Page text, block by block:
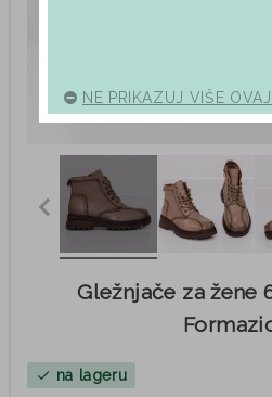
Gležnjače za žene
check na lageru
NE PRIKAZUJ VIŠE